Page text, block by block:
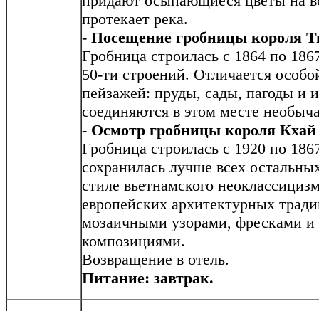
протекает река.
- Посещение гробницы короля
Гробница строилась с 1864 по
50-ти строений. Отличается
пейзажей: пруды, сады, пагоды и
соединяются в этом месте
- Осмотр гробницы короля
Гробница строилась с 1920 по
сохранилась лучше всех
стиле вьетнамского
европейских архитектурных
мозаичными узорами, фресками
композициями.
Возвращение в отель.
Питание: завтрак.